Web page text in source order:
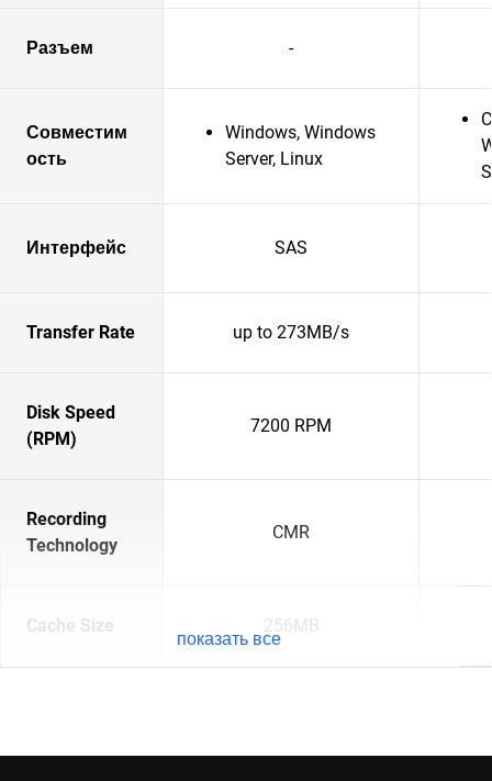
Разъем -
Совместим
ость
Windows, Windows
Server, Linux
Интерфейс SAS
Transfer Rate up to 273MB/s
Disk Speed
(RPM)
7200 RPM
Recording
Technology
CMR
Cache Size 256MB
показать все